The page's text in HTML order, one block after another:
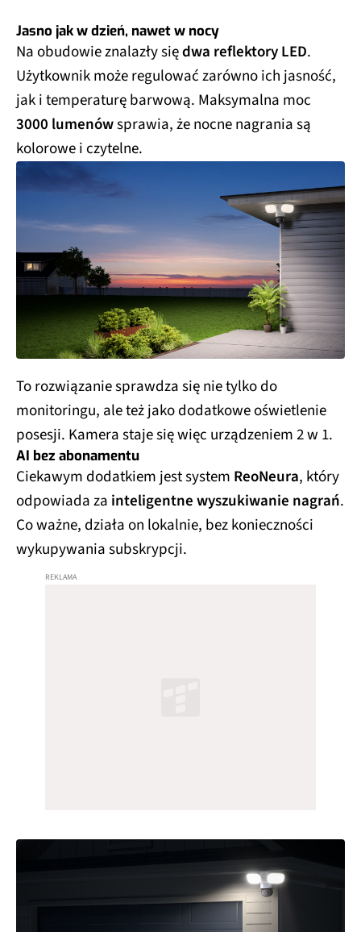
Jasno jak w dzień, nawet w nocy
Na obudowie znalazły siędwa reflektory LED.
Użytkownik może regulować zarówno ich jasność,
jak i temperaturę barwową. Maksymalna moc
3000 lumenówsprawia, że nocne nagrania są
kolorowe i czytelne.
To rozwiązanie sprawdza się nie tylko do
monitoringu, ale też jako dodatkowe oświetlenie
posesji. Kamera staje się więc urządzeniem 2 w 1.
AI bez abonamentu
Ciekawym dodatkiem jest system ReoNeura, który
odpowiada za inteligentne wyszukiwanie nagrań.
Co ważne, działa on lokalnie, bez konieczności
wykupywania subskrypcji.